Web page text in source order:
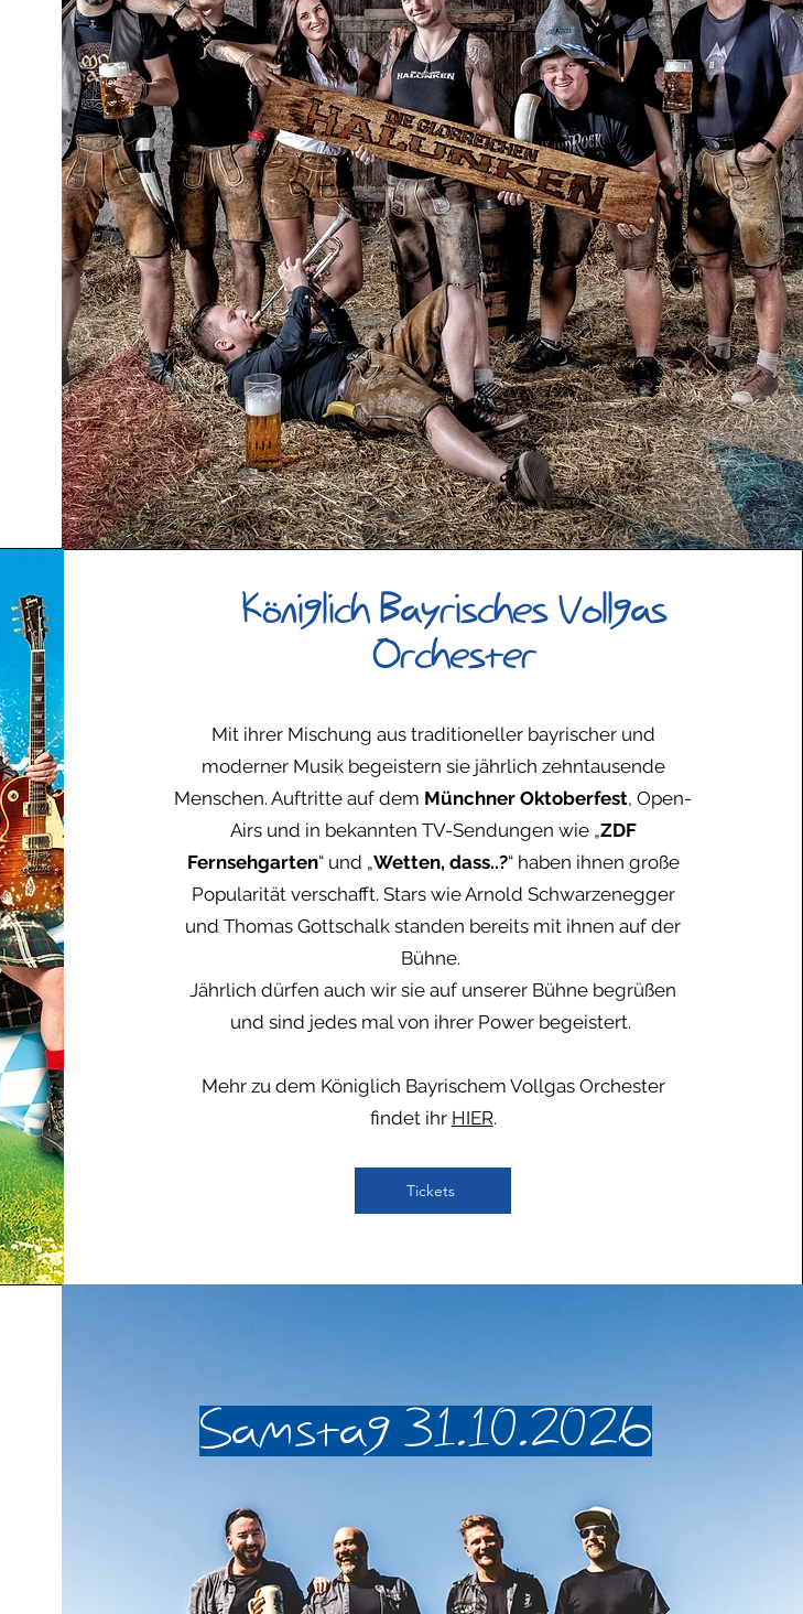
Königlich Bayrisches Vollgas
Orchester
Tickets
Mit ihrer Mischung aus traditioneller bayrischer und
moderner Musik begeistern sie jährlich zehntausende
Menschen. Auftritte auf dem Münchner Oktoberfest, Open-
Airs und in bekannten TV-Sendungen wie „ZDF
Fernsehgarten“ und „Wetten, dass..?“ haben ihnen große
Popularität verschafft. Stars wie Arnold Schwarzenegger
und Thomas Gottschalk standen bereits mit ihnen auf der
Bühne.
Jährlich dürfen auch wir sie auf unserer Bühne begrüßen
und sind jedes mal von ihrer Power begeistert.
Mehr zu dem Königlich Bayrischem Vollgas Orchester
findet ihr HIER.
Samstag 31.10.2026